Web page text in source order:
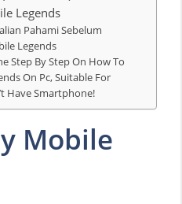
Legends
Pahami Sebelum
Legends
Step By Step On How To
On Pc, Suitable For
Have Smartphone!
Mobile